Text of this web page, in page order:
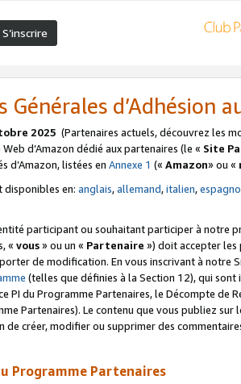
S’inscrire
Générales d’Adhésion
2025 (Partenaires actuels, découvrez les
d’Amazon dédié aux partenaires (le « Site
d’Amazon, listées en Annexe 1 (« Amazon» ou «
disponibles en: anglais,allemand,italien,
participant ou souhaitant participer à notre
« vous» ou un « Partenaire ») doit accepter les
de modification. En vous inscrivant à notre
(telles que définies à la Section 12), qui
PI du Programme Partenaires, le Décompte de
Partenaires). Le contenu que vous publiez
de créer, modifier ou supprimer des
Programme Partenaires